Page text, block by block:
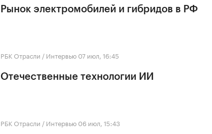
Рынок электромобилей и гибридов в РФ
РБК Отрасли / Интервью 07 июл, 16:45
Отечественные технологии ИИ
РБК Отрасли / Интервью 06 июл, 15:43